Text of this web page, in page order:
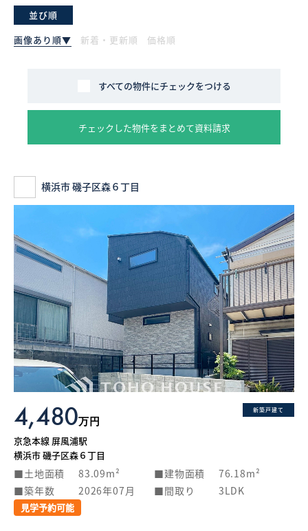
お知らせ
採用情報
お気に入り物件一覧
サイトマップ
What’s MIRAKARE
スペシャルムービーを見る
並び順
画像あり順▼
新着・更新順 価格順
すべての物件にチェックをつける
チェックした物件をまとめて資料請求
横浜市 磯子区森６丁目
新築戸建て
4,480万円
京急本線 屏風浦駅
横浜市 磯子区森６丁目
土地面積 83.09m² 建物面積
76.18m²
築年数
2026年07月 間取り 3LDK
見学予約可能